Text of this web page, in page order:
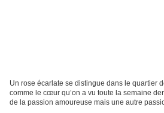
Un rose écarlate se distingue dans le quartier
comme le cœur qu’on a vu toute la semaine
de la passion amoureuse mais une autre